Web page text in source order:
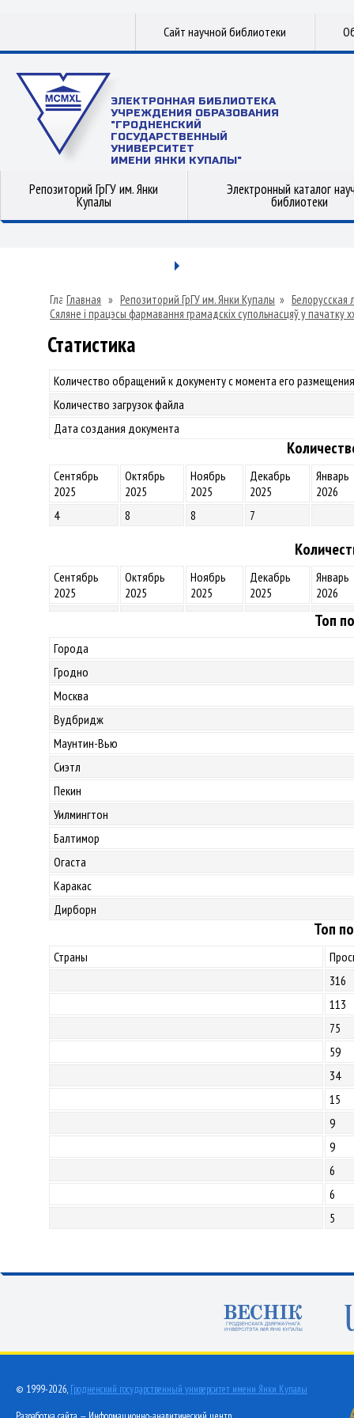
Сайт научной библиотеки
ЭЛЕКТРОННАЯ БИБЛИОТЕКА
УЧРЕЖДЕНИЯ ОБРАЗОВАНИЯ
"ГРОДНЕНСКИЙ
ГОСУДАРСТВЕННЫЙ
УНИВЕРСИТЕТ
ИМЕНИ ЯНКИ КУПАЛЫ"
Репозиторий ГрГУ им. Янки
Купалы
Электронный каталог
библиотеки
Главная » Репозиторий ГрГУ им. Янки Купалы » Белорусская
Сяляне і працэсы фармавання грамадскіх супольнасцяў у пачатку
Статистика
Количество обращений к документу с момента его
Количество загрузок файла
Дата создания документа
Сентябрь
2025
Октябрь
2025
Ноябрь
2025
Декабрь
2025
Январь
2026
4
8 8 7
Сентябрь
2025
Октябрь
2025
Ноябрь
2025
Декабрь
2025
Январь
2026
Топ
Города
Гродно
Москва
Вудбридж
Маунтин-Вью
Сиэтл
Пекин
Уилмингтон
Балтимор
Огаста
Каракас
Дирборн
Топ
Страны
316
113
75
59
34
15
9
9
6
6
5
© 1999-2026, Гродненский государственный университет имени Янки Купалы